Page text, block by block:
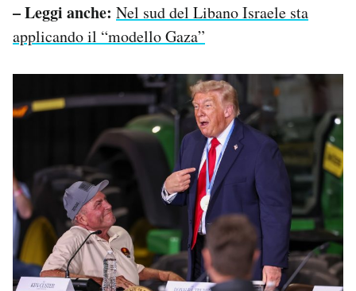
– Leggi anche: Nel sud del Libano Israele sta
applicando il “modello Gaza”